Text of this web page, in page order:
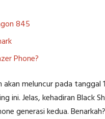
845
Phone?
meluncur pada tanggal
ini. Jelas, kehadiran Black
generasi kedua. Benarkah?